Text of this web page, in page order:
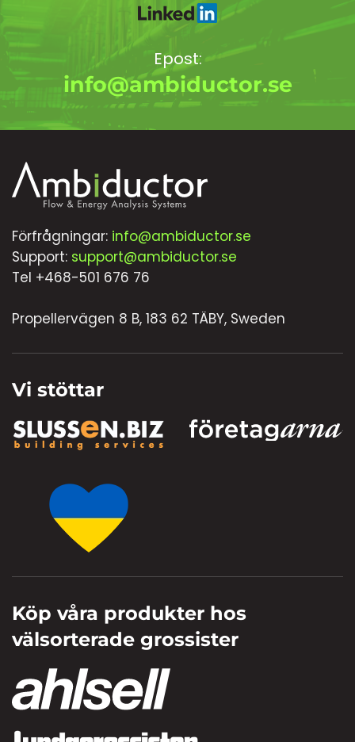
Epost:
info@ambiductor.se
Förfrågningar: info@ambiductor.se
Support: support@ambiductor.se
Tel +468-501 676 76
Propellervägen 8 B, 183 62 TÄBY, Sweden
Vi stöttar
Köp våra produkter hos
välsorterade grossister